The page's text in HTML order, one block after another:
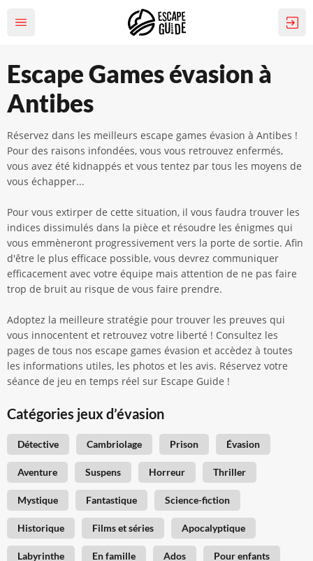
Escape Games évasion à
Antibes
Réservez dans les meilleurs escape games évasion à Antibes !
Pour des raisons infondées, vous vous retrouvez enfermés,
vous avez été kidnappés et vous tentez par tous les moyens de
vous échapper...
Pour vous extirper de cette situation, il vous faudra trouver les
indices dissimulés dans la pièce et résoudre les énigmes qui
vous emmèneront progressivement vers la porte de sortie. Afin
d'être le plus efficace possible, vous devrez communiquer
efficacement avec votre équipe mais attention de ne pas faire
trop de bruit au risque de vous faire prendre.
Adoptez la meilleure stratégie pour trouver les preuves qui
vous innocentent et retrouvez votre liberté ! Consultez les
pages de tous nos escape games évasion et accèdez à toutes
les informations utiles, les photos et les avis. Réservez votre
séance de jeu en temps réel sur Escape Guide !
Catégories jeux d’évasion
Détective Cambriolage Prison Évasion
Aventure Suspens Horreur Thriller
Mystique Fantastique Science-fiction
Historique Films et séries Apocalyptique
Labyrinthe En famille Ados Pour enfants